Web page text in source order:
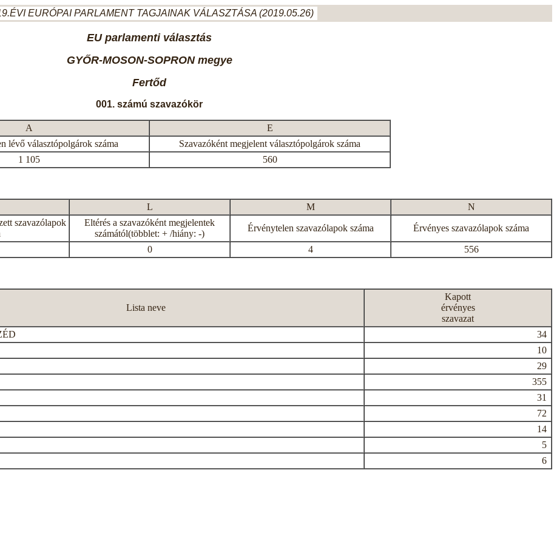
EURÓPAI PARLAMENT TAGJAINAK VÁLASZTÁSA (2019.05.26)
EU parlamenti választás
GYŐR-MOSON-SOPRON megye
Fertőd
001. számú szavazókör
A
E
lévő választópolgárok száma
Szavazóként megjelent választópolgárok száma
1 105
560
L M
N
szavazólapok
Eltérés a szavazóként megjelentek
számától(többlet: + /hiány: -)
Érvénytelen szavazólapok száma Érvényes szavazólapok száma
0 4 556
Lista neve
Kapott
érvényes
szavazat
34
10
29
355
31
72
14
5
6